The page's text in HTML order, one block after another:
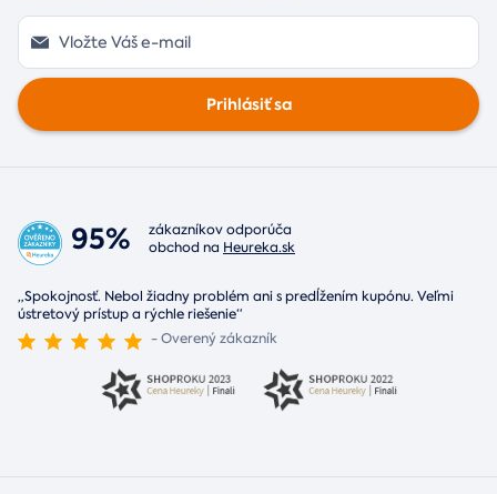
Prihlásiť sa
95%
zákazníkov odporúča
obchod na Heureka.sk
„Spokojnosť. Nebol žiadny problém ani s predĺžením kupónu. Veľmi
ústretový prístup a rýchle riešenie“
- Overený zákazník